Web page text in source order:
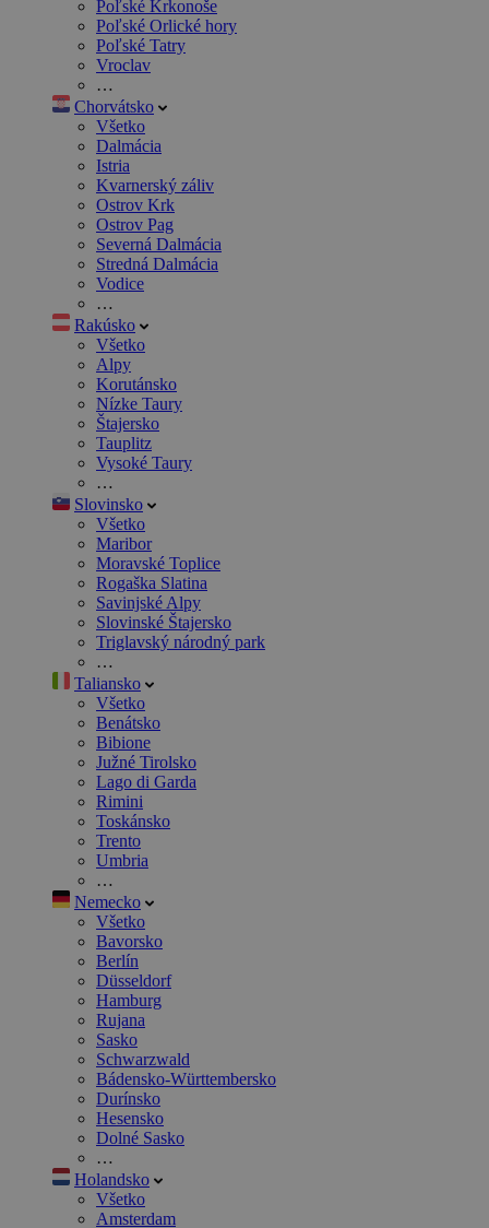
Poľské Krkonoše
Poľské Orlické hory
Poľské Tatry
Vroclav
…
Chorvátsko
Všetko
Dalmácia
Istria
Kvarnerský záliv
Ostrov Krk
Ostrov Pag
Severná Dalmácia
Stredná Dalmácia
Vodice
…
Rakúsko
Všetko
Alpy
Korutánsko
Nízke Taury
Štajersko
Tauplitz
Vysoké Taury
…
Slovinsko
Všetko
Maribor
Moravské Toplice
Rogaška Slatina
Savinjské Alpy
Slovinské Štajersko
Triglavský národný park
…
Taliansko
Všetko
Benátsko
Bibione
Južné Tirolsko
Lago di Garda
Rimini
Toskánsko
Trento
Umbria
…
Nemecko
Všetko
Bavorsko
Berlín
Düsseldorf
Hamburg
Rujana
Sasko
Schwarzwald
Bádensko-Württembersko
Durínsko
Hesensko
Dolné Sasko
…
Holandsko
Všetko
Amsterdam